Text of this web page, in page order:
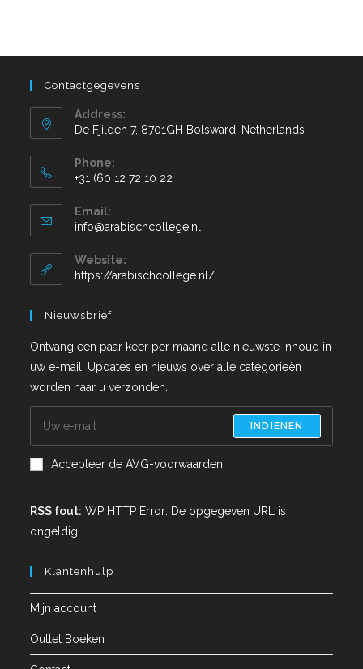
Contactgegevens
Address:
De Fjilden 7, 8701GH Bolsward, Netherlands
Phone:
+31 (60 12 72 10 22
Email:
info@arabischcollege.nl
Website:
https://arabischcollege.nl/
Nieuwsbrief
Ontvang een paar keer per maand alle nieuwste inhoud in
uw e-mail. Updates en nieuws over alle categorieën
worden naar u verzonden.
INDIENEN
Accepteer de AVG-voorwaarden
RSS fout: WP HTTP Error: De opgegeven URL is
ongeldig.
Klantenhulp
Mijn account
Outlet Boeken